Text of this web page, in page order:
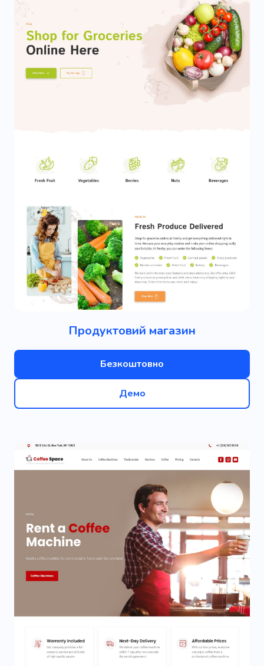
Продуктовий магазин
Безкоштовно
Демо